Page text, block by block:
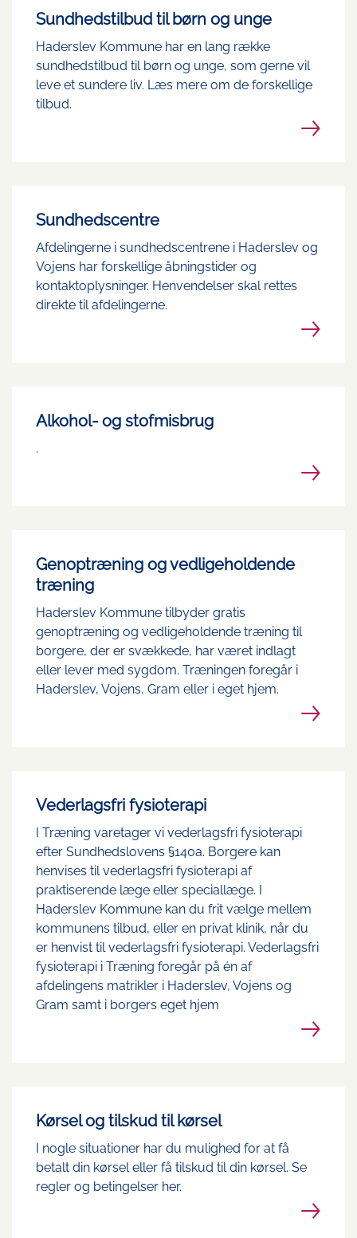
Sundhedstilbud til børn og unge
Haderslev Kommune har en lang række
sundhedstilbud til børn og unge, som gerne vil
leve et sundere liv. Læs mere om de forskellige
tilbud.
Sundhedscentre
Afdelingerne i sundhedscentrene i Haderslev og
Vojens har forskellige åbningstider og
kontaktoplysninger. Henvendelser skal rettes
direkte til afdelingerne.
Alkohol- og stofmisbrug
.
Genoptræning og vedligeholdende
træning
Haderslev Kommune tilbyder gratis
genoptræning og vedligeholdende træning til
borgere, der er svækkede, har været indlagt
eller lever med sygdom. Træningen foregår i
Haderslev, Vojens, Gram eller i eget hjem.
Vederlagsfri fysioterapi
I Træning varetager vi vederlagsfri fysioterapi
efter Sundhedslovens §140a. Borgere kan
henvises til vederlagsfri fysioterapi af
praktiserende læge eller speciallæge. I
Haderslev Kommune kan du frit vælge mellem
kommunens tilbud, eller en privat klinik, når du
er henvist til vederlagsfri fysioterapi. Vederlagsfri
fysioterapi i Træning foregår på én af
afdelingens matrikler i Haderslev, Vojens og
Gram samt i borgers eget hjem
Kørsel og tilskud til kørsel
I nogle situationer har du mulighed for at få
betalt din kørsel eller få tilskud til din kørsel. Se
regler og betingelser her.